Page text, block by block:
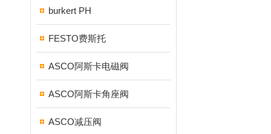
burkert PH
FESTO费斯托
ASCO阿斯卡电磁阀
ASCO阿斯卡角座阀
ASCO减压阀